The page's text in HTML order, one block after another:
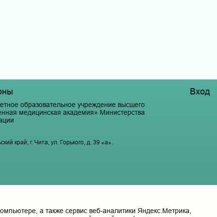
образовательное учреждение высшего
медицинская академия» Министерства
край, г. Чита, ул. Горького, д. 39 «а».
Вход
а также сервис веб-аналитики Яндекс.Метрика,